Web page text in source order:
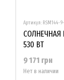
Артикул: RSM144-
СОЛНЕЧНАЯ
530 ВТ
9 171 грн
Нет в наличии